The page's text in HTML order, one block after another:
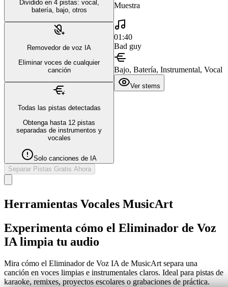
Dividido en 4 pistas: vocal,
batería, bajo, otros
Removedor de voz IA
Eliminar voces de cualquier
canción
Todas las pistas detectadas
Obtenga hasta 12 pistas
separadas de instrumentos y
vocales
Solo canciones de IA
Separar Pistas Gratis Ahora
Muestra
01:40
Bad guy
Bajo, Batería, Instrumental, Vocal
Ver stems
Herramientas Vocales MusicArt
Experimenta cómo el Eliminador de Voz
IA limpia tu audio
Mira cómo el Eliminador de Voz IA de MusicArt separa una
canción en voces limpias e instrumentales claros. Ideal para pistas de
karaoke, remixes, proyectos escolares o grabaciones de práctica.